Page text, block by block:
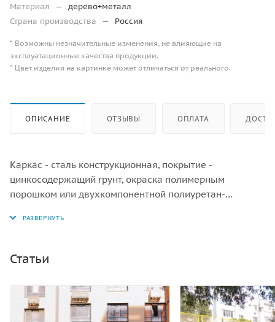
Материал
—
дерево+металл
Страна производства
— Россия
* Возможны незначительные изменения, не влияющие на
эксплуатационные качества продукции.
* Цвет изделия на картинке может отличаться от реального.
ОПИСАНИЕ ОТЗЫВЫ ОПЛАТА
Каркас - сталь конструкционная, покрытие -
цинкосодержащий грунт, окраска полимерным
порошком или двухкомпонентной полиуретан-
покрытие - антисептик, масло террасное
нержавеющая толщиной не менее 2 мм. Канатные
Статьи